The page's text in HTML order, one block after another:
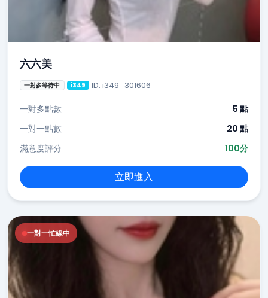
六六美
一對多等待中 i349 ID: i349_301606
一對多點數
5 點
一對一點數
20 點
滿意度評分
100分
立即進入
一對一忙線中